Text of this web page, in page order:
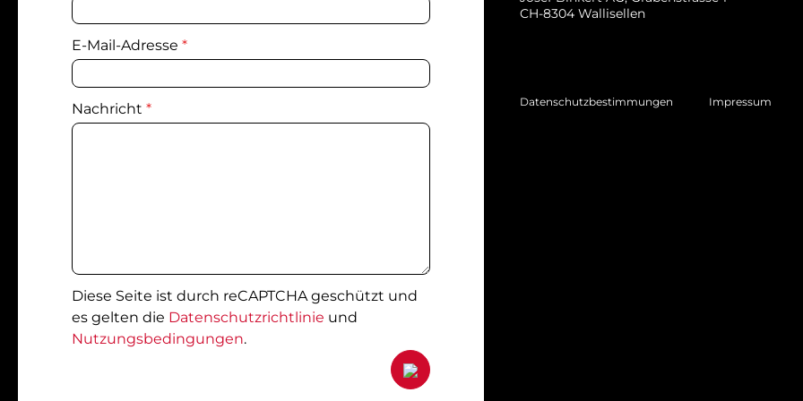
E-Mail-Adresse *
Nachricht *
Diese Seite ist durch reCAPTCHA geschützt und
es gelten die Datenschutzrichtlinie und
Nutzungsbedingungen.
CH-8304 Wallisellen
Datenschutzbestimmungen Impressum